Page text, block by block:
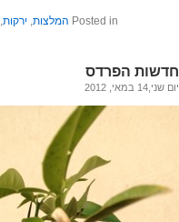
Posted in המלצות, ירקות,
חדשות הפרדס
יום שני,14 במאי, 2012